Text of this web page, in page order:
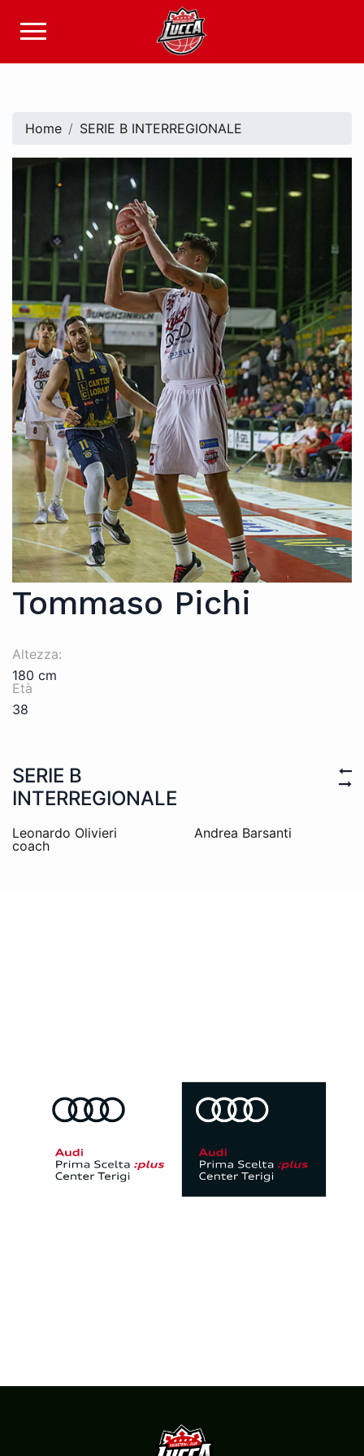
Home SERIE B INTERREGIONALE
Tommaso Pichi
Altezza:
180 cm
Età
38
SERIE B
INTERREGIONALE
Leonardo Olivieri
coach
Andrea Barsanti